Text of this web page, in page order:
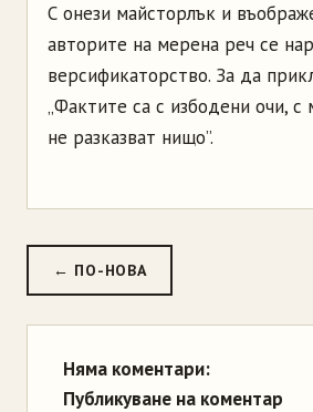
С онези майсторлък и
авторите на мерена реч се
версификаторство. За да
„Фактите са с избодени очи, с
не разказват нищо”.
← ПО-НОВА
Няма коментари:
Публикуване на коментар